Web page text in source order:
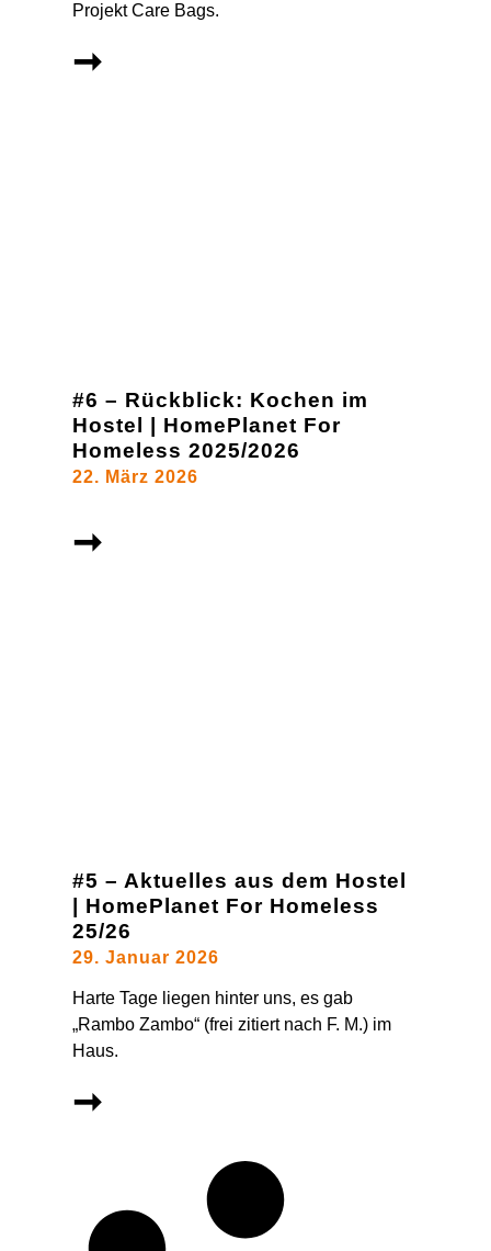
Projekt Care Bags.
➞
#6 – Rückblick: Kochen im
Hostel | HomePlanet For
Homeless 2025/2026
22. März 2026
➞
#5 – Aktuelles aus dem Hostel
| HomePlanet For Homeless
25/26
29. Januar 2026
Harte Tage liegen hinter uns, es gab
„Rambo Zambo“ (frei zitiert nach F. M.) im
Haus.
➞